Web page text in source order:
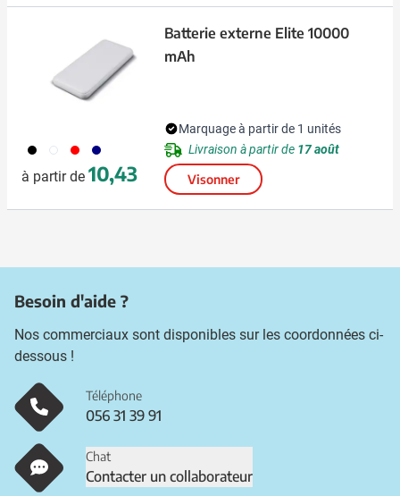
001 002 008 307
à partir de 10,43
Batterie externe Elite 10000
mAh
Marquage à partir de 1 unités
Livraison à partir de 17 août
Visonner
Besoin d'aide ?
Nos commerciaux sont disponibles sur les coordonnées ci-
dessous !
Téléphone
056 31 39 91
Chat
Contacter un collaborateur